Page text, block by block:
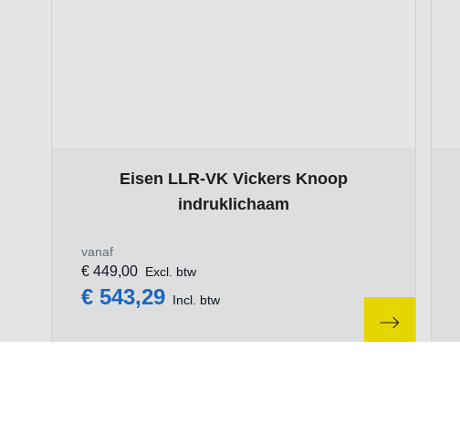
Eisen LLR-VK Vickers Knoop
indruklichaam
vanaf
€ 543,29 Incl. btw
€ 449,00 Excl. btw